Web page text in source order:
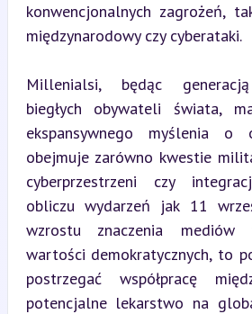
konwencjonalnych zagrożeń,
międzynarodowy czy cyberataki.
Millenialsi, będąc
biegłych obywateli świata,
ekspansywnego myślenia o
obejmuje zarówno kwestie
cyberprzestrzeni czy
obliczu wydarzeń jak 11
wzrostu znaczenia mediów
wartości demokratycznych, to
postrzegać współpracę
potencjalne lekarstwo na